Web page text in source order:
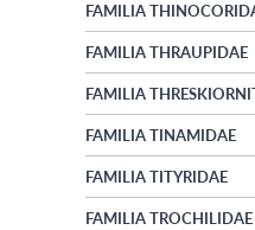
FAMILIA
FAMILIA THRAUPIDAE
FAMILIA
FAMILIA TINAMIDAE
FAMILIA TITYRIDAE
FAMILIA TROCHILIDAE